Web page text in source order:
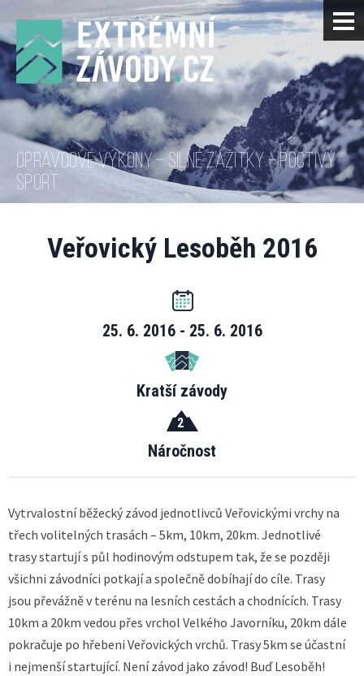
OPRAVDOVÉ VÝKONY – SILNÉ ZÁŽITKY – POCTIVÝ
SPORT
Veřovický Lesoběh 2016
25. 6. 2016 - 25. 6. 2016
Kratší závody
2
Náročnost
Vytrvalostní běžecký závod jednotlivců Veřovickými vrchy na
třech volitelných trasách – 5km, 10km, 20km. Jednotlivé
trasy startují s půl hodinovým odstupem tak, že se později
všichni závodníci potkají a společně dobíhají do cíle. Trasy
jsou převážně v terénu na lesních cestách a chodnících. Trasy
10km a 20km vedou přes vrchol Velkého Javorníku, 20km dále
pokračuje po hřebeni Veřovických vrchů. Trasy 5km se účastní
i nejmenší startující. Není závod jako závod! Buď Lesoběh!